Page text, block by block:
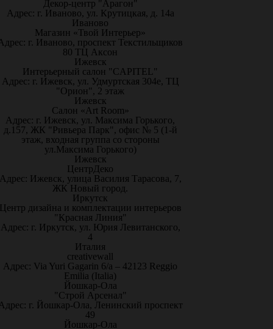
Декор-центр "Арагон"
Адрес: г. Иваново, ул. Крутицкая, д. 14а
Иваново
Магазин «Твой Интерьер»
г. Иваново, проспект Текстильщиков
80 ТЦ Аксон
Ижевск
Интерьерный салон "CAPITEL"
Адрес: г. Ижевск, ул. Удмуртская 304е, ТЦ
"Орион", 2 этаж
Ижевск
Салон «Art Room»
Адрес: г. Ижевск, ул. Максима Горького,
д.157, ЖК "Ривьера Парк", офис № 5 (1-й
этаж, входная группа со стороны
ул.Максима Горького)
Ижевск
ЦентрДеко
Ижевск, улица Василия Тарасова, 7,
ЖК Новый город.
Иркутск
дизайна и комплектации интерьеров
"Красная Линия"
Адрес: г. Иркутск, ул. Юрия Левитанского,
4
Италия
creativewall
Адрес: Via Yuri Gagarin 6/a – 42123 Reggio
Emilia (Italia)
Йошкар-Ола
"Строй Арсенал"
г. Йошкар-Ола, Ленинский проспект
49
Йошкар-Ола